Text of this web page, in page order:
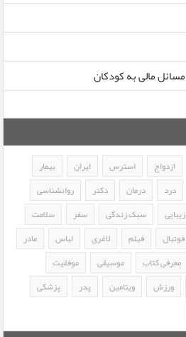
ازدواج استرس ایران
بیمار
درد درمان دکتر
روانشناسی
زیبایی سبک زندگی سفر
سلامت
فوتبال فیلم لاغری لباس
مادر
معرفی کتاب موسیقی
موفقیت
ورزش ویتامین پدر
پزشکی